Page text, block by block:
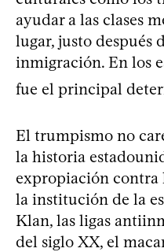
ayudar a las clases
lugar, justo después
inmigración. En los
fue el principal
El trumpismo no
la historia
expropiación contra
la institución de la
Klan, las ligas
del siglo XX, el